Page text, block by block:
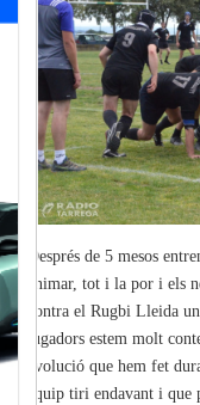
Després de 5 mesos
animar, tot i la por i els
contra el Rugbi Lleida
jugadors estem molt
evolució que hem fet
equip tiri endavant i que